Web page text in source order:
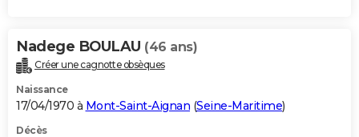
Nadege BOULAU (46 ans)
Créer une cagnotte obsèques
Naissance
17/04/1970 à Mont-Saint-Aignan (Seine-Maritime)
Décès